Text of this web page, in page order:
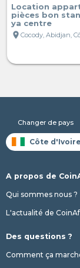
Location
pièces bon
ya centre
location_on
Changer de pays
A propos de
Qui sommes nous ?
L'actualité de
Des questions ?
Comment ça